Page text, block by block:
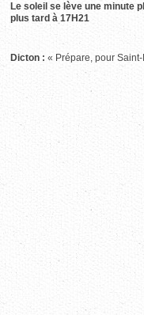
Le soleil se lève une minute
plus tard à 17H21
Dicton : « Prépare, pour